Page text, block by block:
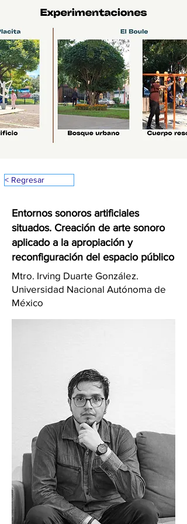
< Regresar
Entornos sonoros artificiales
situados. Creación de arte sonoro
aplicado a la apropiación y
reconfiguración del espacio público
Mtro. Irving Duarte González.
Universidad Nacional Autónoma de
México